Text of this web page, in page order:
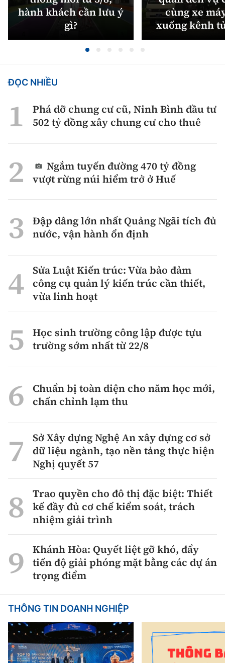
hành khách cần lưu ý
gì?
cùng xe
xuống kênh
ĐỌC NHIỀU
Phá dỡ chung cư cũ, Ninh Bình đầu tư
502 tỷ đồng xây chung cư cho thuê
Ngắm tuyến đường 470 tỷ đồng
vượt rừng núi hiểm trở ở Huế
Đập dâng lớn nhất Quảng Ngãi tích đủ
nước, vận hành ổn định
Sửa Luật Kiến trúc: Vừa bảo đảm
công cụ quản lý kiến trúc cần thiết,
vừa linh hoạt
Học sinh trường công lập được tựu
trường sớm nhất từ 22/8
Chuẩn bị toàn diện cho năm học mới,
chấn chỉnh lạm thu
Sở Xây dựng Nghệ An xây dựng cơ sở
dữ liệu ngành, tạo nền tảng thực hiện
Nghị quyết 57
Trao quyền cho đô thị đặc biệt: Thiết
kế đầy đủ cơ chế kiểm soát, trách
nhiệm giải trình
Khánh Hòa: Quyết liệt gỡ khó, đẩy
tiến độ giải phóng mặt bằng các dự án
trọng điểm
THÔNG TIN DOANH NGHIỆP